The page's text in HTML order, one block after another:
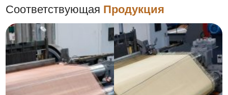
Соответствующая Продукция